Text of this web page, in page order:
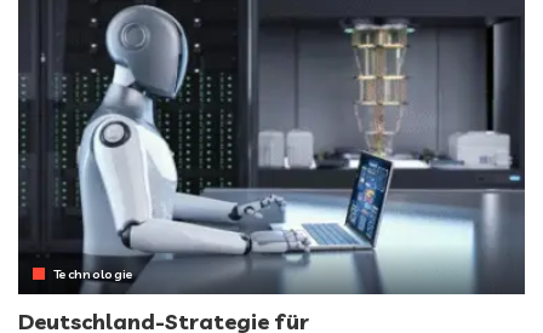
Technologie
Deutschland-Strategie für